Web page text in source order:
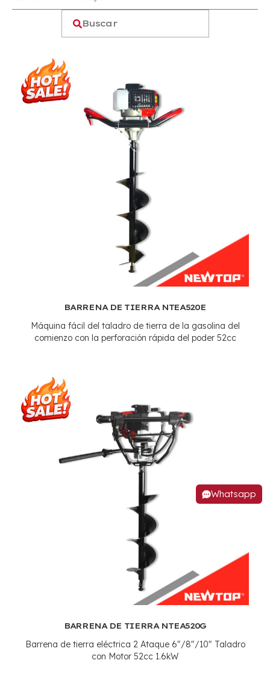
BARRENA DE TIERRA NTEA520E
Máquina fácil del taladro de tierra de la gasolina del
comienzo con la perforación rápida del poder 52cc
BARRENA DE TIERRA NTEA520G
Barrena de tierra eléctrica 2 Ataque 6"/8"/10" Taladro
con Motor 52cc 1.6kW
Whatsapp